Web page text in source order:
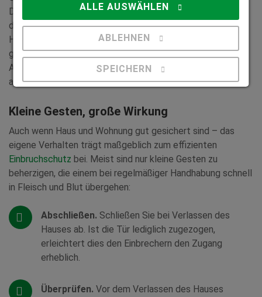
Durchschlagen des Schließzylinders öffnen lassen. Neben
der Sicherheitsfunktion kommt bei einbruchhemmenden
Haustüren auch das Design nicht zu kurz: Sie lassen sich
ganz nach individuellem Geschmack in Farbe, Form,
Ausführung und Material an die Architektur des Hauses
anpassen.
Kleine Gesten, große Wirkung
Auch wenn Haus und Wohnung gut gesichert sind – das
eigene Verhalten trägt maßgeblich zum effizienten
Einbruchschutz bei. Meist sind nur kleine Gesten zu
beherzigen, die einem bei regelmäßiger Handhabung schnell
in Fleisch und Blut übergehen:
Abschließen. Schließen Sie bei Verlassen des
Hauses ab. Ist die Tür lediglich zugezogen,
erleichtert dies den Einbrechern den Zugang
erheblich.
Überprüfen. Vor dem Verlassen des Hauses
ALLE AUSWÄHLEN
ABLEHNEN
SPEICHERN
Impressum Datenschutz